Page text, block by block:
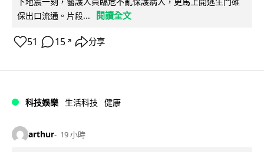
保出口流通。片段...
閱讀全文
51 15 ↗ 分享
科技娛樂 生活科技 健康
arthur 19 小時